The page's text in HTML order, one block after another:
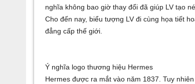
nghĩa không bao giờ thay đổi đã giúp LV tạo
Cho đến nay, biểu tượng LV đi cùng họa tiết
đẳng cấp thế giới.
Ý nghĩa logo thương hiệu Hermes
Hermes được ra mắt vào năm 1837. Tuy